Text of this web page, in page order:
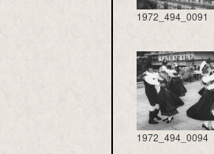
1972_494_0091
1972_494_0094